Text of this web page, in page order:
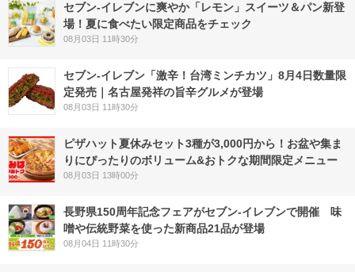
セブン‐イレブンに爽やか「レモン」スイーツ＆パン新登
場！夏に食べたい限定商品をチェック
08月03日 11時30分
セブン-イレブン「激辛！台湾ミンチカツ」8月4日数量限
定発売｜名古屋発祥の旨辛グルメが登場
08月03日 11時30分
ピザハット夏休みセット3種が3,000円から！お盆や集ま
りにぴったりのボリューム&おトクな期間限定メニュー
08月03日 13時00分
長野県150周年記念フェアがセブン-イレブンで開催 味
噌や伝統野菜を使った新商品21品が登場
08月04日 11時30分